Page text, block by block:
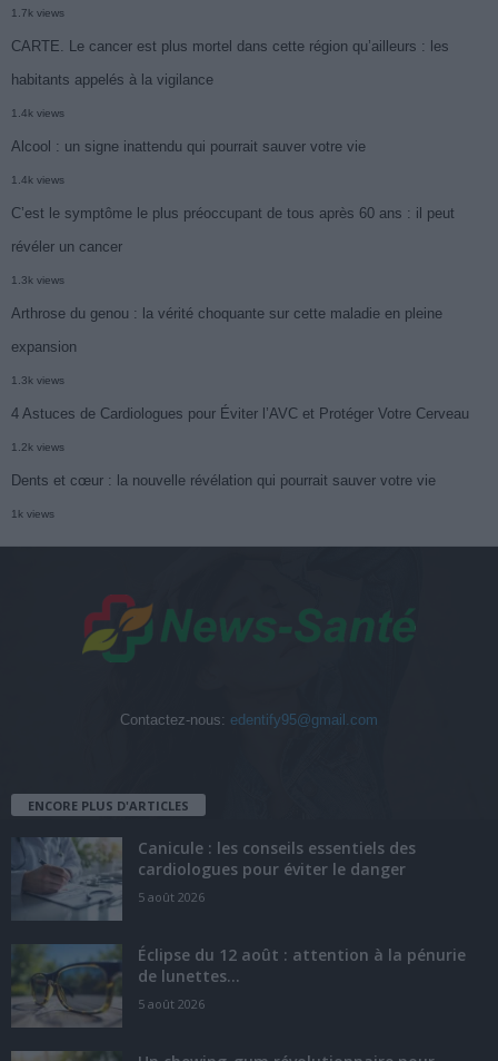
1.7k views
CARTE. Le cancer est plus mortel dans cette région qu’ailleurs : les
habitants appelés à la vigilance
1.4k views
Alcool : un signe inattendu qui pourrait sauver votre vie
1.4k views
C’est le symptôme le plus préoccupant de tous après 60 ans : il peut
révéler un cancer
1.3k views
Arthrose du genou : la vérité choquante sur cette maladie en pleine
expansion
1.3k views
4 Astuces de Cardiologues pour Éviter l’AVC et Protéger Votre Cerveau
1.2k views
Dents et cœur : la nouvelle révélation qui pourrait sauver votre vie
1k views
Contactez-nous: edentify95@gmail.com
ENCORE PLUS D'ARTICLES
Canicule : les conseils essentiels des
cardiologues pour éviter le danger
5 août 2026
Éclipse du 12 août : attention à la pénurie
de lunettes...
5 août 2026